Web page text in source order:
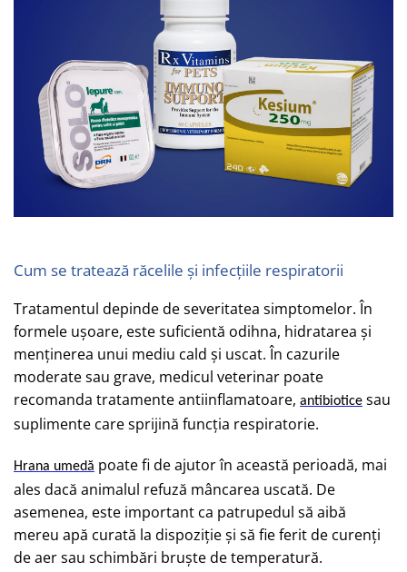
Cum se tratează răcelile și infecțiile respiratorii
Tratamentul depinde de severitatea simptomelor. În
formele ușoare, este suficientă odihna, hidratarea și
menținerea unui mediu cald și uscat. În cazurile
moderate sau grave, medicul veterinar poate
recomanda tratamente antiinflamatoare, antibiotice sau
suplimente care sprijină funcția respiratorie.
Hrana umedă poate fi de ajutor în această perioadă, mai
ales dacă animalul refuză mâncarea uscată. De
asemenea, este important ca patrupedul să aibă
mereu apă curată la dispoziție și să fie ferit de curenți
de aer sau schimbări bruște de temperatură.